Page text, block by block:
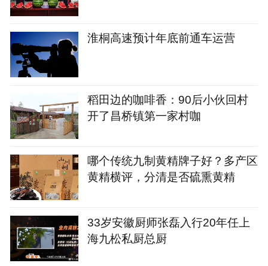
淮桐高速预计年底前通车运营
稻田边的咖啡香：90后小伙回村
开了昌桥镇第一家村咖
哪个传统九制黄精牌子好？多产区
黄精横评，分清是否硫熏黄精
33岁安徽厨师张磊入行20年任上
海九松私厨总厨